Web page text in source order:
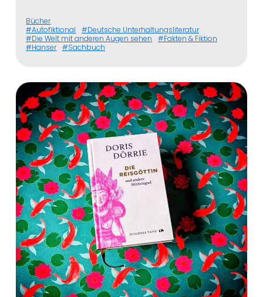
Bücher
Autofiktional
Deutsche Unterhaltungsliteratur
Die Welt mit anderen Augen sehen
Fakten & Fiktion
Hanser
Sachbuch